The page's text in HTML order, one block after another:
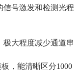
信号激发和检测光程
极大程度减少通道串
，能清晰区分1000